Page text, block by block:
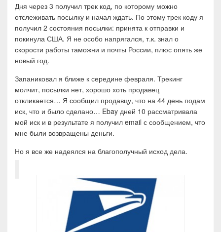
Дня через 3 получил трек код, по которому можно
отслеживать посылку и начал ждать. По этому трек коду я
получил 2 состояния посылки: принята к отправки и
покинула США. Я не особо напрягался, т.к. знал о
скорости работы таможни и почты России, плюс опять же
новый год.
Запаниковал я ближе к середине февраля. Трекинг
молчит, посылки нет, хорошо хоть продавец
откликается… Я сообщил продавцу, что на 44 день подам
иск, что и было сделано… Ebay дней 10 рассматривала
мой иск и в результате я получил email с сообщением, что
мне были возвращены деньги.
Но я все же надеялся на благополучный исход дела.